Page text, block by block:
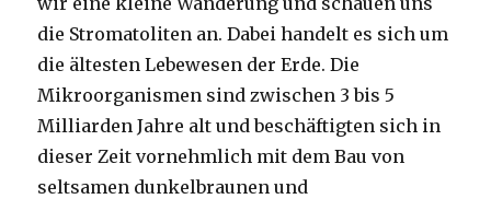
die Stromatoliten an. Dabei handelt es sich um
die ältesten Lebewesen der Erde. Die
Mikroorganismen sind zwischen 3 bis 5
Milliarden Jahre alt und beschäftigten sich in
dieser Zeit vornehmlich mit dem Bau von
seltsamen dunkelbraunen und